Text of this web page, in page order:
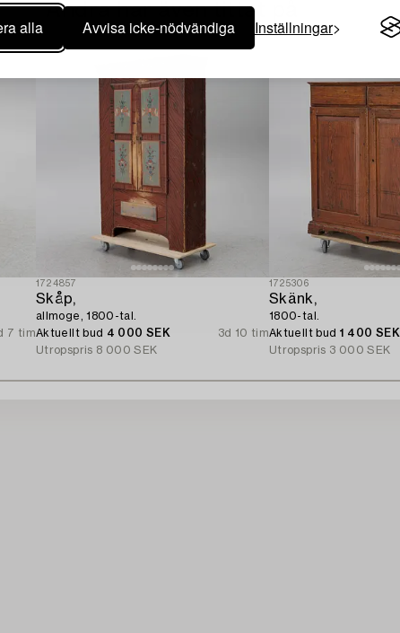
alla Avvisa icke-nödvändiga Inställningar
Andra har även tittat på
7 tim
1724857
Skåp,
allmoge, 1800-tal.
Aktuellt bud 4 000 SEK
3d 10 tim
Utropspris 8 000 SEK
1725306
Skänk,
1800-tal.
Aktuellt bud 1 400 SEK
Utropspris 3 000 SEK